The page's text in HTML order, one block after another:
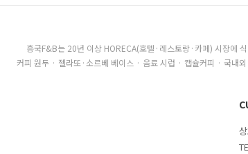
흥국F&B는 20년 이상 HORECA(호텔·레스토랑·카페) 시장에
커피 원두 · 젤라또·소르베 베이스 · 음료 시럽 · 캡슐커피 · 국내